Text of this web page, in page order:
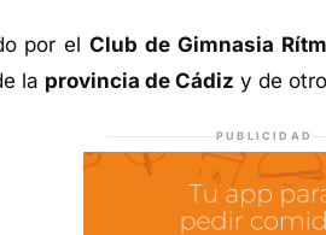
por elClub de Gimnasia
la provincia de Cádiz y de
PUBLICIDAD